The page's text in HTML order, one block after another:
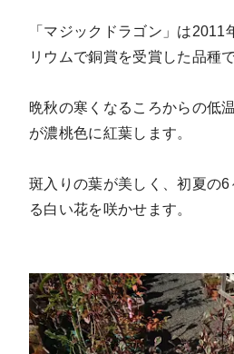
「マジックドラゴン」は2011
リウムで銅賞を受賞した品種で
晩秋の寒くなるころからの低
が濃桃色に紅葉します。
斑入りの葉が美しく、初夏の
る白い花を咲かせます。